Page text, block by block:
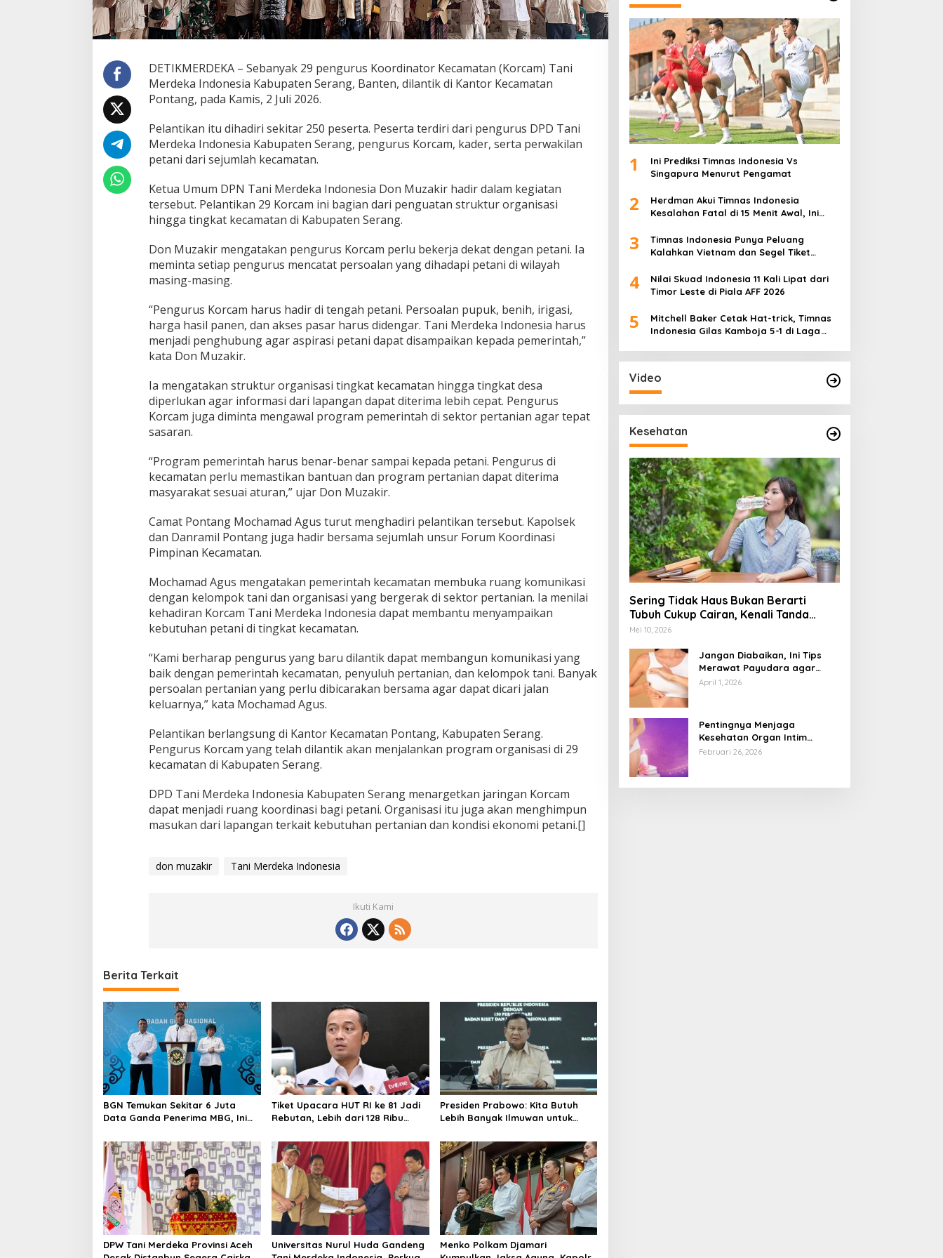
t
e
n
e
r
a
n
D
i
l
a
t
i
,
n
i
P
s
a
n
D
o
u
z
a
DETIKMERDEKA – Sebanyak 29 pengurus Koordinator Kecamatan (Korcam) Tani
Merdeka Indonesia Kabupaten Serang, Banten, dilantik di Kantor Kecamatan
Pontang, pada Kamis, 2 Juli 2026.
Pelantikan itu dihadiri sekitar 250 peserta. Peserta terdiri dari pengurus DPD Tani
Merdeka Indonesia Kabupaten Serang, pengurus Korcam, kader, serta perwakilan
petani dari sejumlah kecamatan.
Ketua Umum DPN Tani Merdeka Indonesia Don Muzakir hadir dalam kegiatan
tersebut. Pelantikan 29 Korcam ini bagian dari penguatan struktur organisasi
hingga tingkat kecamatan di Kabupaten Serang.
Don Muzakir mengatakan pengurus Korcam perlu bekerja dekat dengan petani. Ia
meminta setiap pengurus mencatat persoalan yang dihadapi petani di wilayah
masing-masing.
“Pengurus Korcam harus hadir di tengah petani. Persoalan pupuk, benih, irigasi,
harga hasil panen, dan akses pasar harus didengar. Tani Merdeka Indonesia harus
menjadi penghubung agar aspirasi petani dapat disampaikan kepada pemerintah,”
kata Don Muzakir.
Ia mengatakan struktur organisasi tingkat kecamatan hingga tingkat desa
diperlukan agar informasi dari lapangan dapat diterima lebih cepat. Pengurus
Korcam juga diminta mengawal program pemerintah di sektor pertanian agar tepat
sasaran.
“Program pemerintah harus benar-benar sampai kepada petani. Pengurus di
kecamatan perlu memastikan bantuan dan program pertanian dapat diterima
masyarakat sesuai aturan,” ujar Don Muzakir.
Camat Pontang Mochamad Agus turut menghadiri pelantikan tersebut. Kapolsek
dan Danramil Pontang juga hadir bersama sejumlah unsur Forum Koordinasi
Pimpinan Kecamatan.
Mochamad Agus mengatakan pemerintah kecamatan membuka ruang komunikasi
dengan kelompok tani dan organisasi yang bergerak di sektor pertanian. Ia menilai
kehadiran Korcam Tani Merdeka Indonesia dapat membantu menyampaikan
kebutuhan petani di tingkat kecamatan.
“Kami berharap pengurus yang baru dilantik dapat membangun komunikasi yang
baik dengan pemerintah kecamatan, penyuluh pertanian, dan kelompok tani. Banyak
persoalan pertanian yang perlu dibicarakan bersama agar dapat dicari jalan
keluarnya,” kata Mochamad Agus.
Pelantikan berlangsung di Kantor Kecamatan Pontang, Kabupaten Serang.
Pengurus Korcam yang telah dilantik akan menjalankan program organisasi di 29
kecamatan di Kabupaten Serang.
DPD Tani Merdeka Indonesia Kabupaten Serang menargetkan jaringan Korcam
dapat menjadi ruang koordinasi bagi petani. Organisasi itu juga akan menghimpun
masukan dari lapangan terkait kebutuhan pertanian dan kondisi ekonomi petani.[]
don muzakir Tani Merdeka Indonesia
Ikuti Kami
Berita Terkait
BGN Temukan Sekitar 6 Juta
Data Ganda Penerima MBG, Ini
Tiket Upacara HUT RI ke 81 Jadi
Rebutan, Lebih dari 128 Ribu
Presiden Prabowo: Kita Butuh
Lebih Banyak Ilmuwan untuk
DPW Tani Merdeka Provinsi Aceh
Universitas Nurul Huda Gandeng
Menko Polkam Djamari
1
Ini Prediksi Timnas Indonesia Vs
Singapura Menurut Pengamat
2
Herdman Akui Timnas Indonesia
Kesalahan Fatal di 15 Menit Awal, Ini
3
Timnas Indonesia Punya Peluang
Kalahkan Vietnam dan Segel Tiket
4
Nilai Skuad Indonesia 11 Kali Lipat dari
Timor Leste di Piala AFF 2026
5
Mitchell Baker Cetak Hat-trick, Timnas
Indonesia Gilas Kamboja 5-1 di Laga
Video
Kesehatan
Sering Tidak Haus Bukan Berarti
Tubuh Cukup Cairan, Kenali Tanda
Dehidrasi Ringan
Mei 10, 2026
Jangan Diabaikan, Ini Tips
Merawat Payudara agar
Tetap Sehat dan Terhindar
April 1, 2026
Pentingnya Menjaga
Kesehatan Organ Intim
Wanita, Ini 3 Cara Perawatan
Februari 26, 2026